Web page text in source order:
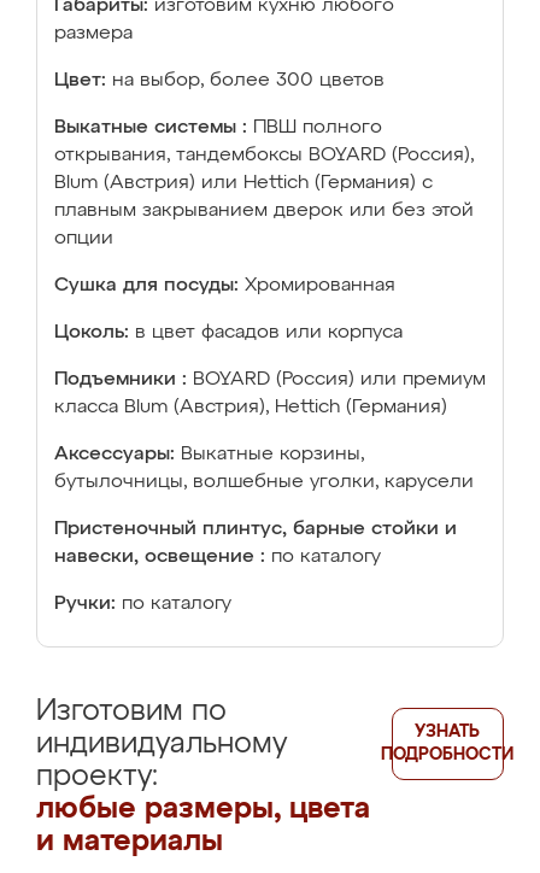
Габариты: изготовим кухню любого
размера
Цвет: на выбор, более 300 цветов
Выкатные системы :
ПВШ полного
открывания, тандембоксы BOYARD (Россия),
Blum (Австрия) или Hettich (Германия) с
плавным закрыванием дверок или без этой
опции
Сушка для посуды: Хромированная
Цоколь: в цвет фасадов или корпуса
Подъемники : BOYARD (Россия) или премиум
класса Blum (Австрия), Hettich (Германия)
Аксессуары: Выкатные корзины,
бутылочницы, волшебные уголки, карусели
Пристеночный плинтус, барные стойки и
навески, освещение : по каталогу
Ручки: по каталогу
Изготовим по
индивидуальному
проекту:
любые размеры, цвета
и материалы
УЗНАТЬ
ПОДРОБНОСТИ